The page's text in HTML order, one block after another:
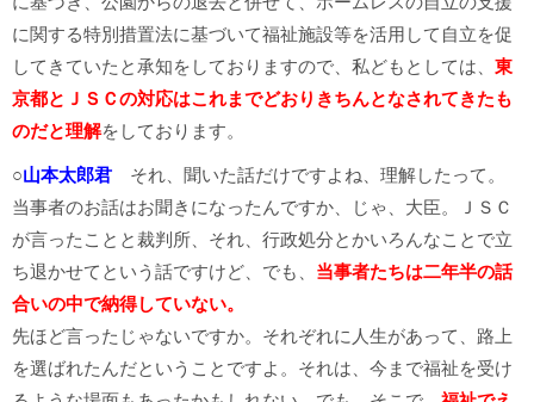
に関する特別措置法に基づいて福祉施設等を活用して自立を促
してきていたと承知をしておりますので、私どもとしては、 東
京都とＪＳＣの対応はこれまでどおりきちんとなされてきたも
のだと理解をしております。
○山本太郎君 それ、聞いた話だけですよね、理解したって。
当事者のお話はお聞きになったんですか、じゃ、大臣。ＪＳＣ
が言ったことと裁判所、それ、行政処分とかいろんなことで立
ち退かせてという話ですけど、でも、 当事者たちは二年半の話
合いの中で納得していない。
先ほど言ったじゃないですか。それぞれに人生があって、路上
を選ばれたんだということですよ。それは、今まで福祉を受け